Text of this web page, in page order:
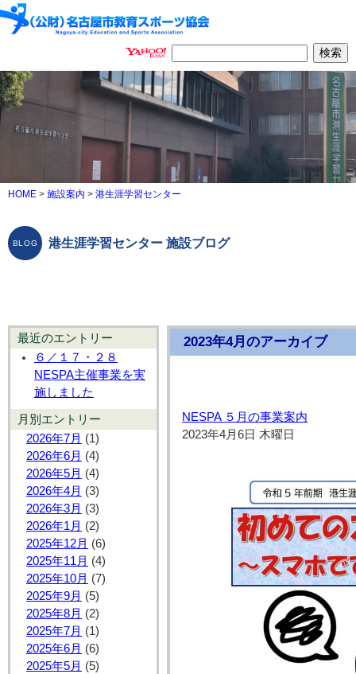
HOME > 施設案内 > 港生涯学習センター
港生涯学習センター 施設ブログ
最近のエントリー
６／１７・２８
NESPA主催事業を実
施しました
月別エントリー
2026年7月 (1)
2026年6月 (4)
2026年5月 (4)
2026年4月 (3)
2026年3月 (3)
2026年1月 (2)
2025年12月 (6)
2025年11月 (4)
2025年10月 (7)
2025年9月 (5)
2025年8月 (2)
2025年7月 (1)
2025年6月 (6)
2025年5月 (5)
2023年4月のアーカイブ
NESPA ５月の事業案内
2023年4月6日 木曜日